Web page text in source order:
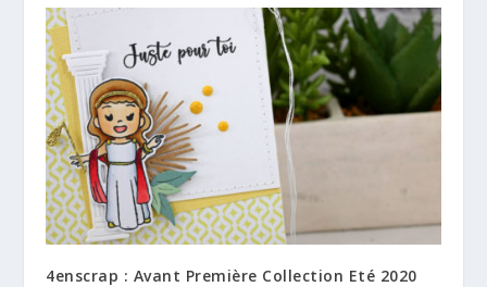
4enscrap : Avant Première Collection Eté 2020